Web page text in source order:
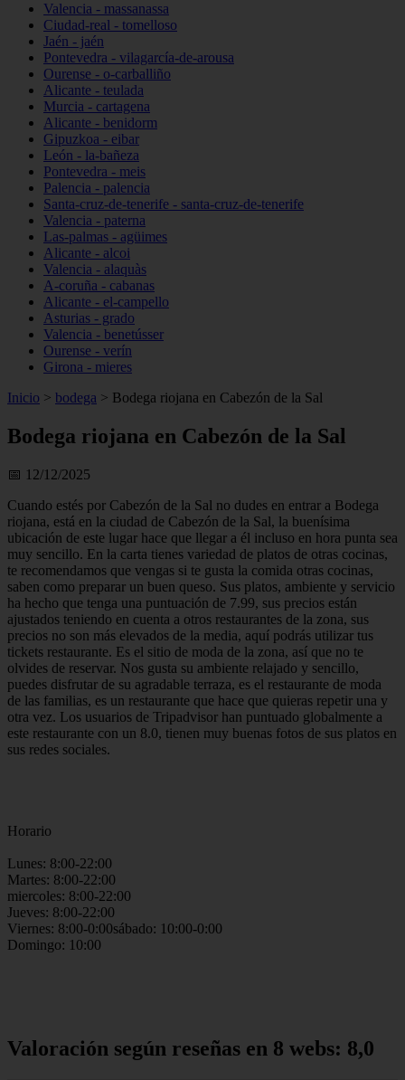
Valencia - massanassa
Ciudad-real - tomelloso
Jaén - jaén
Pontevedra - vilagarcía-de-arousa
Ourense - o-carballiño
Alicante - teulada
Murcia - cartagena
Alicante - benidorm
Gipuzkoa - eibar
León - la-bañeza
Pontevedra - meis
Palencia - palencia
Santa-cruz-de-tenerife - santa-cruz-de-tenerife
Valencia - paterna
Las-palmas - agüimes
Alicante - alcoi
Valencia - alaquàs
A-coruña - cabanas
Alicante - el-campello
Asturias - grado
Valencia - benetússer
Ourense - verín
Girona - mieres
Inicio > bodega > Bodega riojana en Cabezón de la Sal
Bodega riojana en Cabezón de la Sal
📅 12/12/2025
Cuando estés por Cabezón de la Sal no dudes en entrar a Bodega
riojana, está en la ciudad de Cabezón de la Sal, la buenísima
ubicación de este lugar hace que llegar a él incluso en hora punta sea
muy sencillo. En la carta tienes variedad de platos de otras cocinas,
te recomendamos que vengas si te gusta la comida otras cocinas,
saben como preparar un buen queso. Sus platos, ambiente y servicio
ha hecho que tenga una puntuación de 7.99, sus precios están
ajustados teniendo en cuenta a otros restaurantes de la zona, sus
precios no son más elevados de la media, aquí podrás utilizar tus
tickets restaurante. Es el sitio de moda de la zona, así que no te
olvides de reservar. Nos gusta su ambiente relajado y sencillo,
puedes disfrutar de su agradable terraza, es el restaurante de moda
de las familias, es un restaurante que hace que quieras repetir una y
otra vez. Los usuarios de Tripadvisor han puntuado globalmente a
este restaurante con un 8.0, tienen muy buenas fotos de sus platos en
sus redes sociales.
Horario
Lunes: 8:00-22:00
Martes: 8:00-22:00
miercoles: 8:00-22:00
Jueves: 8:00-22:00
Viernes: 8:00-0:00sábado: 10:00-0:00
Domingo: 10:00
Valoración según reseñas en 8 webs: 8,0